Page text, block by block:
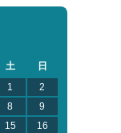
土
日
1
2
8
9
15
16